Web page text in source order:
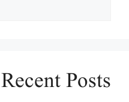
Recent Posts